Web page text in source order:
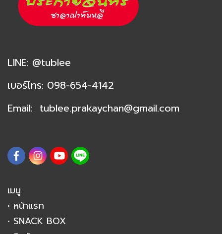
LINE: @tublee
เบอร์โทร: 098-654-4142
Email: tublee.prakaychan@gmail.com
เมนู
• หน้าแรก
• SNACK BOX